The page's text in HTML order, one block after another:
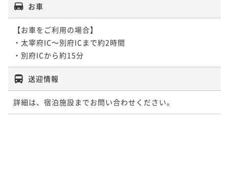
お車
【お車をご利用の場合】
・太宰府IC～別府ICまで約2時間
・別府ICから約15分
送迎情報
詳細は、宿泊施設までお問い合わせください。